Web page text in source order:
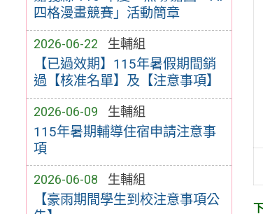
四格漫畫競賽」活動簡章
2026-06-22 生輔組
【已過效期】115年暑假期間銷
過【核准名單】及【注意事項】
2026-06-09 生輔組
115年暑期輔導住宿申請注意事
項
2026-06-08 生輔組
【豪雨期間學生到校注意事項公